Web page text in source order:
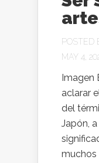
POSTED
MAY 4,
Imagen
aclarar
del
Japón,
muchos